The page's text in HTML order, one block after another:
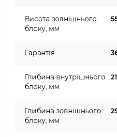
Висота зовнішнього
блоку, мм
Гарантія
Глибина внутрішнього
блоку, мм
Глибина зовнішнього
блоку, мм